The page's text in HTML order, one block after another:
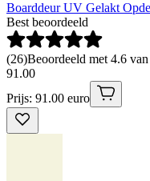
Boarddeur UV Gelakt
Best beoordeeld
(26)Beoordeeld met 4.6
91 .00
Prijs: 91.00 euro